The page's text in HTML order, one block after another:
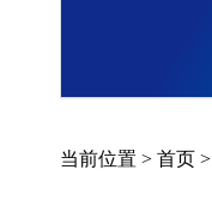
当前位置 > 首页 >